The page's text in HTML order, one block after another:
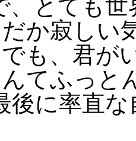
とても世
か寂しい
も、君が
てふっと
後に率直